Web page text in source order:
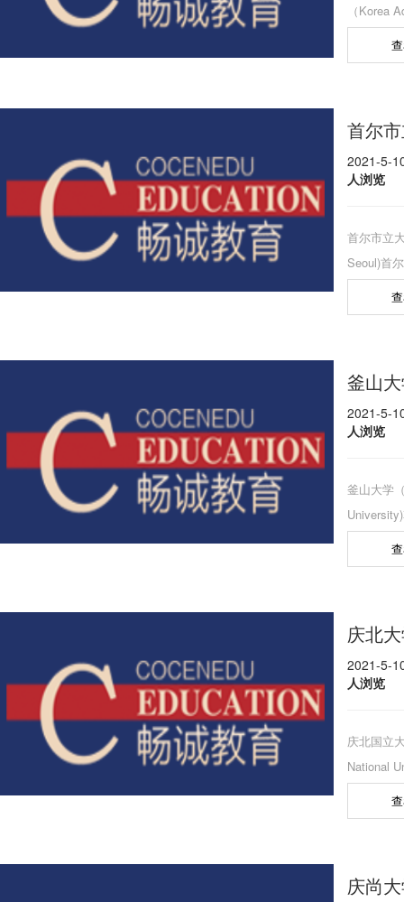
（Korea
简称
首尔
2021-5-
人浏览
首尔市立
Seoul)首
设立于
名为首尔
大韩民国
釜山
2021-5-
人浏览
釜山大学
（Pusan
University
位于韩国
庆北
2021-5-
人浏览
庆北国立
National
学是在韩
第二大国
校于1946
庆尚